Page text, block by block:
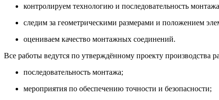
контролируем технологию и последовательность
следим за геометрическими размерами и положением
оцениваем качество монтажных соединений.
Все работы ведутся по утверждённому проекту производства
последовательность монтажа;
мероприятия по обеспечению точности и безопасности;